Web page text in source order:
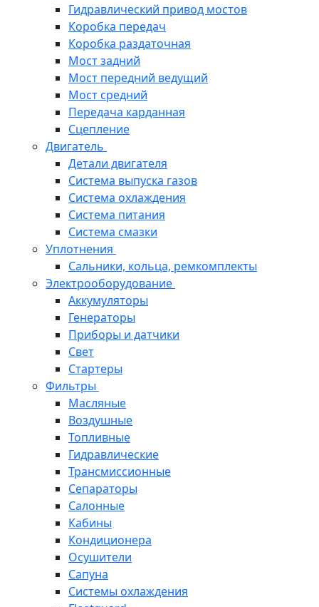
Гидравлический привод мостов
Коробка передач
Коробка раздаточная
Мост задний
Мост передний ведущий
Мост средний
Передача карданная
Сцепление
Двигатель
Детали двигателя
Система выпуска газов
Система охлаждения
Система питания
Система смазки
Уплотнения
Сальники, кольца, ремкомплекты
Электрооборудование
Аккумуляторы
Генераторы
Приборы и датчики
Свет
Стартеры
Фильтры
Масляные
Воздушные
Топливные
Гидравлические
Трансмиссионные
Сепараторы
Салонные
Кабины
Кондиционера
Осушители
Сапуна
Системы охлаждения